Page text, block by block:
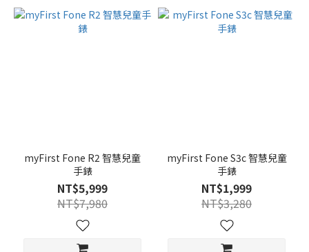
myFirst Fone R2 智慧兒童
手錶
NT$5,999
NT$7,980
myFirst Fone S3c 智慧兒童
手錶
NT$1,999
NT$3,280